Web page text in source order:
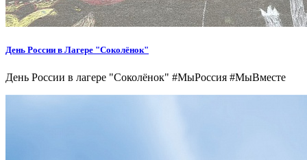
День России в Лагере "Соколёнок"
День России в лагере "Соколёнок" #МыРоссия #МыВместе